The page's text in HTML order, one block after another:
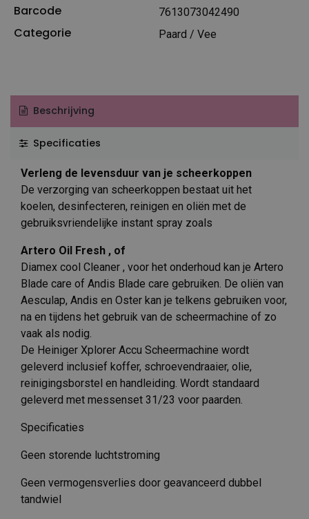
Barcode 7613073042490
Categorie Paard / Vee
Beschrijving
Specificaties
Verleng de levensduur van je scheerkoppen
De verzorging van scheerkoppen bestaat uit het
koelen, desinfecteren, reinigen en oliën met de
gebruiksvriendelijke instant spray zoals
Artero Oil Fresh , of
Diamex cool Cleaner , voor het onderhoud kan je Artero
Blade care of Andis Blade care gebruiken. De oliën van
Aesculap, Andis en Oster kan je telkens gebruiken voor,
na en tijdens het gebruik van de scheermachine of zo
vaak als nodig.
De Heiniger Xplorer Accu Scheermachine wordt
geleverd inclusief koffer, schroevendraaier, olie,
reinigingsborstel en handleiding. Wordt standaard
geleverd met messenset 31/23 voor paarden.
Specificaties
Geen storende luchtstroming
Geen vermogensverlies door geavanceerd dubbel
tandwiel